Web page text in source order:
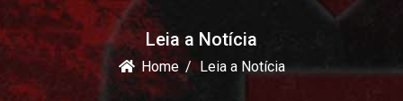
Leia a Notícia
Home Leia a Notícia